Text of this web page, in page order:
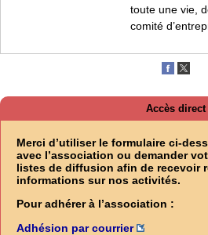
toute une vie,
comité
Accès direct
Merci d’utiliser le formulaire ci-
avec l’association ou demander
listes de diffusion afin de recevoir
informations sur nos activités.
Pour adhérer à l’association :
Adhésion par courrier